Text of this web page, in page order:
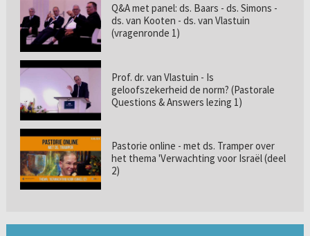
Q&A met panel: ds. Baars - ds. Simons -
ds. van Kooten - ds. van Vlastuin
(vragenronde 1)
Prof. dr. van Vlastuin - Is
geloofszekerheid de norm? (Pastorale
Questions & Answers lezing 1)
Pastorie online - met ds. Tramper over
het thema 'Verwachting voor Israël (deel
2)